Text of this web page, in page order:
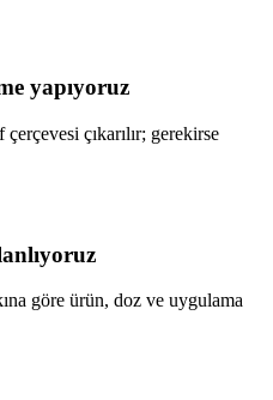
yapıyoruz
çıkarılır; gerekirse
göre ürün, doz ve uygulama